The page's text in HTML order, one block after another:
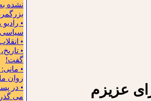
نشده
•
•
•
گفت!
•
روان ما
• در
می
عزیزم